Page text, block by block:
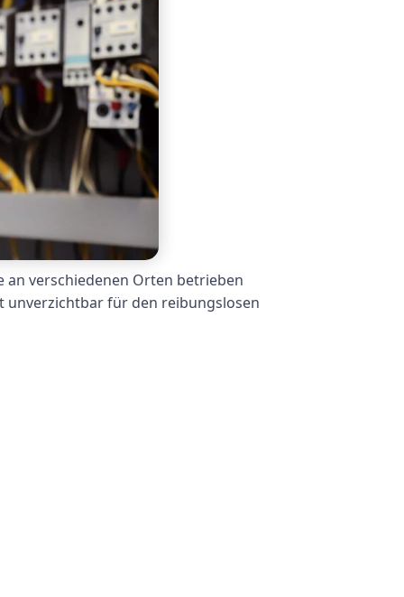
an verschiedenen Orten betrieben
unverzichtbar für den reibungslosen